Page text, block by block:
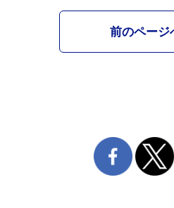
前のページ